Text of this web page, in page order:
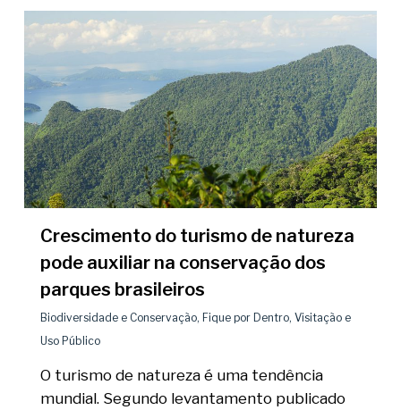
Crescimento do turismo de natureza
pode auxiliar na conservação dos
parques brasileiros
Biodiversidade e Conservação, Fique por Dentro, Visitação e
Uso Público
O turismo de natureza é uma tendência
mundial. Segundo levantamento publicado